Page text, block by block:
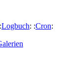
Logbuch: :Cron: